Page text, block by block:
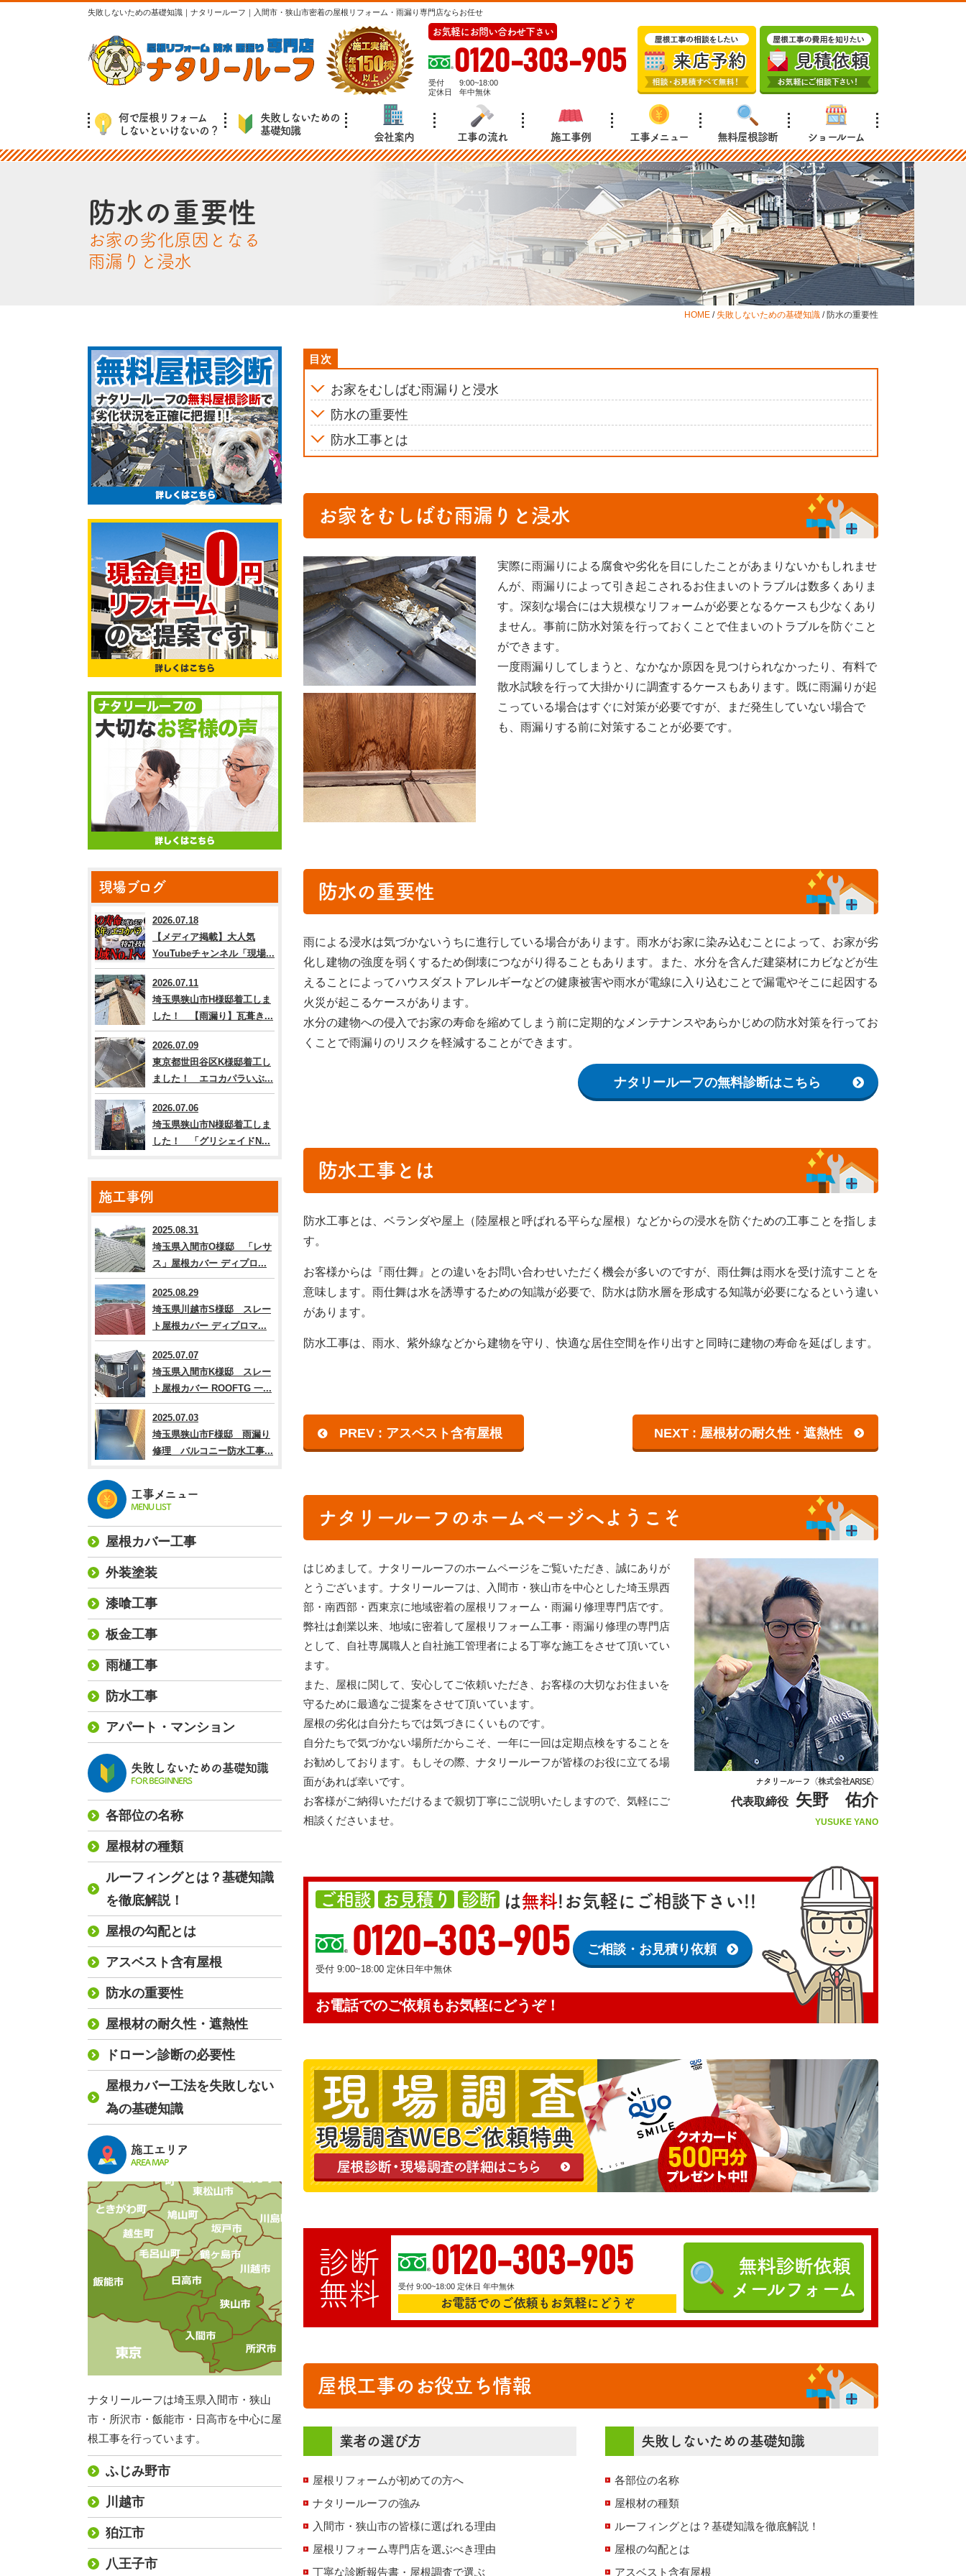
失敗しないための基礎知識｜ナタリールーフ｜入間市・狭山市密着の屋根リフォーム・雨漏り専門店ならお任せ
お気軽にお問い合わせ下さい
0120-303-905
受付
9:00~18:00
定休日
年中無休
何で屋根リフォーム
しないといけないの？
失敗しないための
基礎知識
会社案内 工事の流れ 施工事例 工事メニュー 無料屋根診断 ショールーム
防水の重要性
お家の劣化原因となる
雨漏りと浸水
HOME / 失敗しないための基礎知識 / 防水の重要性
お家をむしばむ雨漏りと浸水
防水の重要性
防水工事とは
お家をむしばむ雨漏りと浸水
実際に雨漏りによる腐食や劣化を目にしたことがあまりないかもしれませ
んが、雨漏りによって引き起こされるお住まいのトラブルは数多くありま
す。深刻な場合には大規模なリフォームが必要となるケースも少なくあり
ません。事前に防水対策を行っておくことで住まいのトラブルを防ぐこと
ができます。
一度雨漏りしてしまうと、なかなか原因を見つけられなかったり、有料で
散水試験を行って大掛かりに調査するケースもあります。既に雨漏りが起
こっている場合はすぐに対策が必要ですが、まだ発生していない場合で
も、雨漏りする前に対策することが必要です。
防水の重要性
雨による浸水は気づかないうちに進行している場合があります。雨水がお家に染み込むことによって、お家が劣
化し建物の強度を弱くするため倒壊につながり得ることもあります。また、水分を含んだ建築材にカビなどが生
えることによってハウスダストアレルギーなどの健康被害や雨水が電線に入り込むことで漏電やそこに起因する
火災が起こるケースがあります。
水分の建物への侵入でお家の寿命を縮めてしまう前に定期的なメンテナンスやあらかじめの防水対策を行ってお
くことで雨漏りのリスクを軽減することができます。
ナタリールーフの無料診断はこちら
防水工事とは
防水工事とは、ベランダや屋上（陸屋根と呼ばれる平らな屋根）などからの浸水を防ぐための工事ことを指しま
す。
お客様からは『雨仕舞』との違いをお問い合わせいただく機会が多いのですが、雨仕舞は雨水を受け流すことを
意味します。雨仕舞は水を誘導するための知識が必要で、防水は防水層を形成する知識が必要になるという違い
があります。
防水工事は、雨水、紫外線などから建物を守り、快適な居住空間を作り出すと同時に建物の寿命を延ばします。
PREV : アスベスト含有屋根 NEXT : 屋根材の耐久性・遮熱性
ナタリールーフのホームページへようこそ
ナタリールーフ（株式会社ARISE）
代表取締役 矢野 佑介
YUSUKE YANO
はじめまして。ナタリールーフのホームページをご覧いただき、誠にありが
とうございます。ナタリールーフは、
入間市・狭山市を中心とした埼玉県西
部・南西部・西東京に地域密着の屋根リフォーム・雨漏り修理専門店です。
弊社は創業以来、地域に密着して屋根リフォーム工事・雨漏り修理の専門店
として、自社専属職人と自社施工管理者による丁寧な施工をさせて頂いてい
ます。
また、屋根に関して、安心してご依頼いただき、お客様の大切なお住まいを
守るために最適なご提案をさせて頂いています。
屋根の劣化は自分たちでは気づきにくいものです。
自分たちで気づかない場所だからこそ、一年に一回は定期点検をすることを
お勧めしております。もしその際、ナタリールーフが皆様のお役に立てる場
面があれば幸いです。
お客様がご納得いただけるまで親切丁寧にご説明いたしますので、気軽にご
相談くださいませ。
ご相談 お見積り 診断 は無料! お気軽にご相談下さい!!
0120-303-905
受付 9:00~18:00 定休日年中無休
ご相談・お見積り依頼
お電話でのご依頼もお気軽にどうぞ！
診断
無料
0120-303-905
受付 9:00~18:00 定休日 年中無休
お電話でのご依頼もお気軽にどうぞ
無料診断依頼
メールフォーム
屋根工事のお役立ち情報
業者の選び方
屋根リフォームが初めての方へ
ナタリールーフの強み
入間市・狭山市の皆様に選ばれる理由
屋根リフォーム専門店を選ぶべき理由
丁寧な診断報告書・屋根調査で選ぶ
失敗しないための基礎知識
各部位の名称
屋根材の種類
ルーフィングとは？基礎知識を徹底解説！
屋根の勾配とは
アスベスト含有屋根
現場ブログ
2026.07.18
【メディア掲載】大人気
YouTubeチャンネル「現場...
2026.07.11
埼玉県狭山市H様邸着工しま
した！ 【雨漏り】瓦葺き...
2026.07.09
東京都世田谷区K様邸着工し
ました！ エコカパラいぶ...
2026.07.06
埼玉県狭山市N様邸着工しま
した！ 「グリシェイドN...
施工事例
2025.08.31
埼玉県入間市O様邸 「レサ
ス」屋根カバー ディプロ...
2025.08.29
埼玉県川越市S様邸 スレー
ト屋根カバー ディプロマ...
2025.07.07
埼玉県入間市K様邸 スレー
ト屋根カバー ROOFTG 一...
2025.07.03
埼玉県狭山市F様邸 雨漏り
修理 バルコニー防水工事...
工事メニュー
MENU LIST
屋根カバー工事
外装塗装
漆喰工事
板金工事
雨樋工事
防水工事
アパート・マンション
失敗しないための基礎知識
FOR BEGINNERS
各部位の名称
屋根材の種類
ルーフィングとは？基礎知識
を徹底解説！
屋根の勾配とは
アスベスト含有屋根
防水の重要性
屋根材の耐久性・遮熱性
ドローン診断の必要性
屋根カバー工法を失敗しない
為の基礎知識
施工エリア
AREA MAP
ナタリールーフは埼玉県入間市・狭山
市・所沢市・飯能市・日高市を中心に屋
根工事を行っています。
ふじみ野市
川越市
狛江市
八王子市